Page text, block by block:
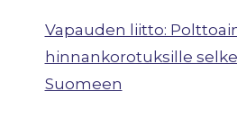
Vapauden liitto:
hinnankorotuksille
Suomeen